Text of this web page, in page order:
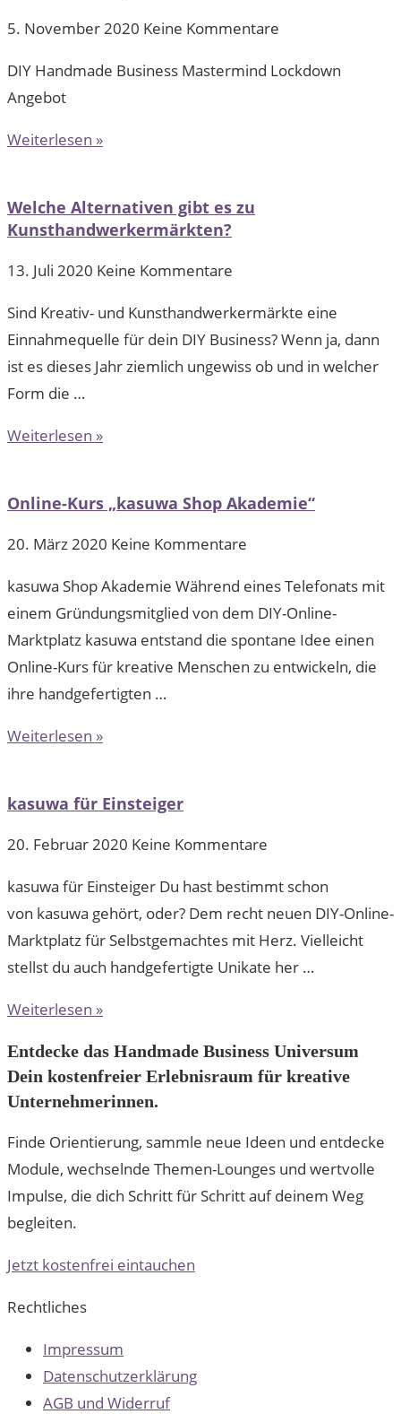
5. November 2020 Keine Kommentare
DIY Handmade Business Mastermind Lockdown
Angebot
Weiterlesen »
Welche Alternativen gibt es zu
Kunsthandwerkermärkten?
13. Juli 2020 Keine Kommentare
Sind Kreativ- und Kunsthandwerkermärkte eine
Einnahmequelle für dein DIY Business? Wenn ja, dann
ist es dieses Jahr ziemlich ungewiss ob und in welcher
Form die …
Weiterlesen »
Online-Kurs „kasuwa Shop Akademie“
20. März 2020 Keine Kommentare
kasuwa Shop Akademie Während eines Telefonats mit
einem Gründungsmitglied von dem DIY-Online-
Marktplatz kasuwa entstand die spontane Idee einen
Online-Kurs für kreative Menschen zu entwickeln, die
ihre handgefertigten …
Weiterlesen »
kasuwa für Einsteiger
20. Februar 2020 Keine Kommentare
kasuwa für Einsteiger Du hast bestimmt schon
von kasuwa gehört, oder? Dem recht neuen DIY-Online-
Marktplatz für Selbstgemachtes mit Herz. Vielleicht
stellst du auch handgefertigte Unikate her …
Weiterlesen »
Entdecke das Handmade Business Universum
Dein kostenfreier Erlebnisraum für kreative
Unternehmerinnen.
Finde Orientierung, sammle neue Ideen und entdecke
Module, wechselnde Themen-Lounges und wertvolle
Impulse, die dich Schritt für Schritt auf deinem Weg
begleiten.
Jetzt kostenfrei eintauchen
Rechtliches
Impressum
Datenschutzerklärung
AGB und Widerruf